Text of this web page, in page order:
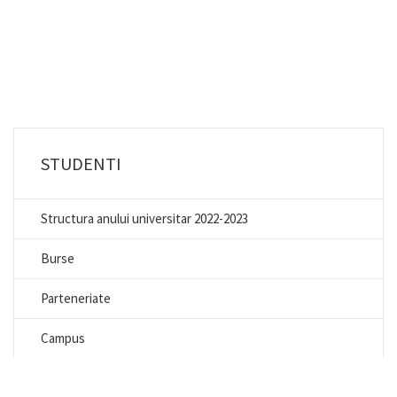
STUDENTI
Structura anului universitar 2022-2023
Burse
Parteneriate
Campus